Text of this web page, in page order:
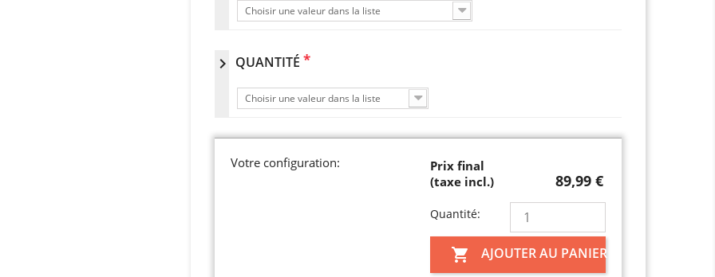
Choisir une valeur dans la liste
chevron_right QUANTITÉ *
Choisir une valeur dans la liste
Votre configuration:
Prix final
(taxe incl.)
89,99 €
Quantité:
 AJOUTER AU PANIER